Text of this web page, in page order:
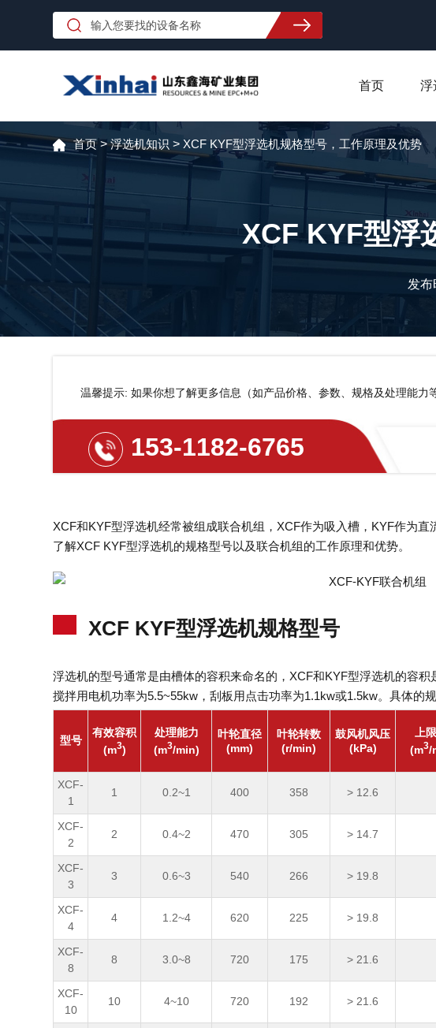
首页 浮
首页>浮选机知识 > XCF KYF型浮选机规格型号，工作原理及优势
XCF KYF型浮
发布
温馨提示: 如果你想了解更多信息（如产品价格、参数、规格及处理能
153-1182-6765
XCF和KYF型浮选机经常被组成联合机组，XCF作为吸入槽，KYF作为
了解XCF KYF型浮选机的规格型号以及联合机组的工作原理和优势。
XCF KYF型浮选机规格型号
浮选机的型号通常是由槽体的容积来命名的，XCF和KYF型浮选机的容积
搅拌用电机功率为5.5~55kw，刮板用点击功率为1.1kw或1.5kw。具体的
型号
有效容积
(m3)
处理能力
(m3/min)
叶轮直径
(mm)
叶轮转数
(r/min)
鼓风机风压
(kPa)
上
(m3/
XCF-
1
1 0.2~1 400 358 > 12.6
XCF-
2
2 0.4~2 470 305 > 14.7
XCF-
3
3 0.6~3 540 266 > 19.8
XCF-
4
4 1.2~4 620 225 > 19.8
XCF-
8
8 3.0~8 720 175 > 21.6
XCF-
10
10 4~10 720 192 > 21.6